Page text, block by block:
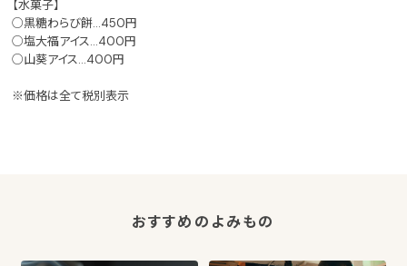
【水菓子】
○黒糖わらび餅…450円
○塩大福アイス…400円
○山葵アイス…400円
※価格は全て税別表示
おすすめのよみもの